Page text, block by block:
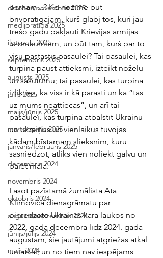
oktobris/novembris 2025
medijpratība 2025
ilgtspēja 2025
septembris 2025
augusts 2025
jūlijs 2025
maijs/jūnijs 2025
marts/aprīlis 2025
janvāris/februāris 2025
decembris 2024
novembris 2024
oktobris 2024
augusts/septembris 2024
jūnijs/jūlijs 2024
maijs 2024
bērnam...? Ko nozīmē būt
brīvprātīgajam, kurš glābj tos, kuri jau
trešo gadu pakļauti Krievijas armijas
uzbrukumiem, un būt tam, kurš par to
visu pastāstīs pasaulei? Tai pasaulei, kas
turpina paust attieksmi, izteikt nožēlu
un sašutumu; tai pasaulei, kas turpina
izlikties, ka viss ir kā parasti un ka “tas
uz mums neattiecas”, un arī tai
pasaulei, kas turpina atbalstīt Ukrainu
un ukraiņus un vienlaikus tuvojas
kādam bīstamam slieksnim, kuru
sasniedzot, atliks vien noliekt galvu un
paiet malā.
Lasot pazīstamā žurnālista Ata
Klimoviča dienagrāmatu par
pieredzēto Ukrainas kara laukos no
2022. gada decembra līdz 2024. gada
augustam, šie jautājumi atgriežas atkal
un atkal, un no tiem nav iespējams